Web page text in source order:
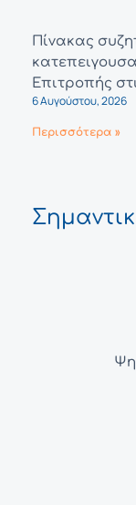
Πίνακας
Επιτροπής
6 Αυγούστου, 2026
Περισσότερα »